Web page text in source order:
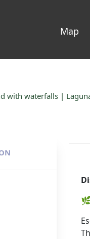
Map
with waterfalls |
🌿